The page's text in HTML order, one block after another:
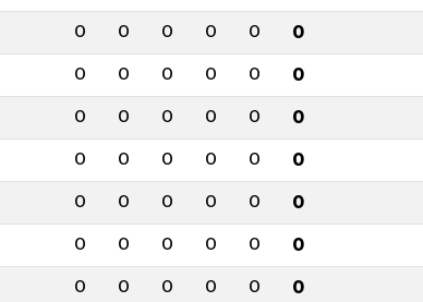
0 0 0 0 0 0
0 0 0 0 0 0
0 0 0 0 0 0
0 0 0 0 0 0
0 0 0 0 0 0
0 0 0 0 0 0
0 0 0 0 0 0